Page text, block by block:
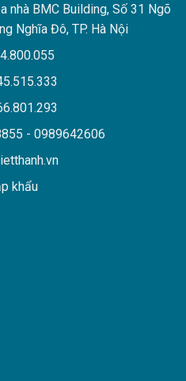
nhà BMC Building, Số 31 Ngõ
Nghĩa Đô, TP. Hà Nội
- 0989642606
khẩu